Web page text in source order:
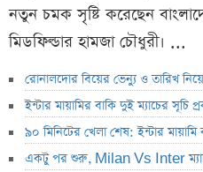
নতুন চমক সৃষ্টি করেছেন
মিডফিল্ডার হামজা চৌধুরী। ...
রোনালদোর বিয়ের ভেন্যু ও তারিখ
ইন্টার মায়ামির বাকি দুই ম্যাচের সূচি
৯০ মিনিটের খেলা শেষ: ইন্টার
একটু পর শুরু, Milan Vs Inter